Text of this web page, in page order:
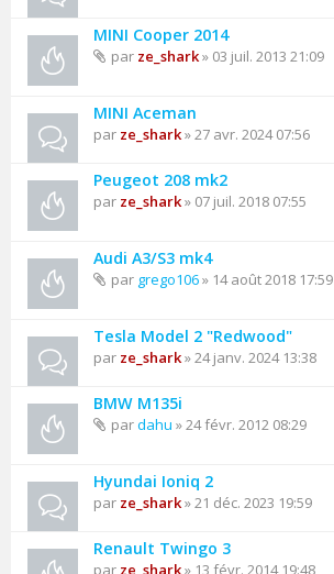
MINI Cooper 2014
par ze_shark» 03 juil. 2013 21:09
MINI Aceman
par ze_shark» 27 avr. 2024 07:56
Peugeot 208 mk2
par ze_shark» 07 juil. 2018 07:55
Audi A3/S3 mk4
par grego106» 14 août 2018 17:59
Tesla Model 2 "Redwood"
par ze_shark» 24 janv. 2024 13:38
BMW M135i
pardahu » 24 févr. 2012 08:29
Hyundai Ioniq 2
par ze_shark» 21 déc. 2023 19:59
Renault Twingo 3
par ze_shark» 13 févr. 2014 19:48